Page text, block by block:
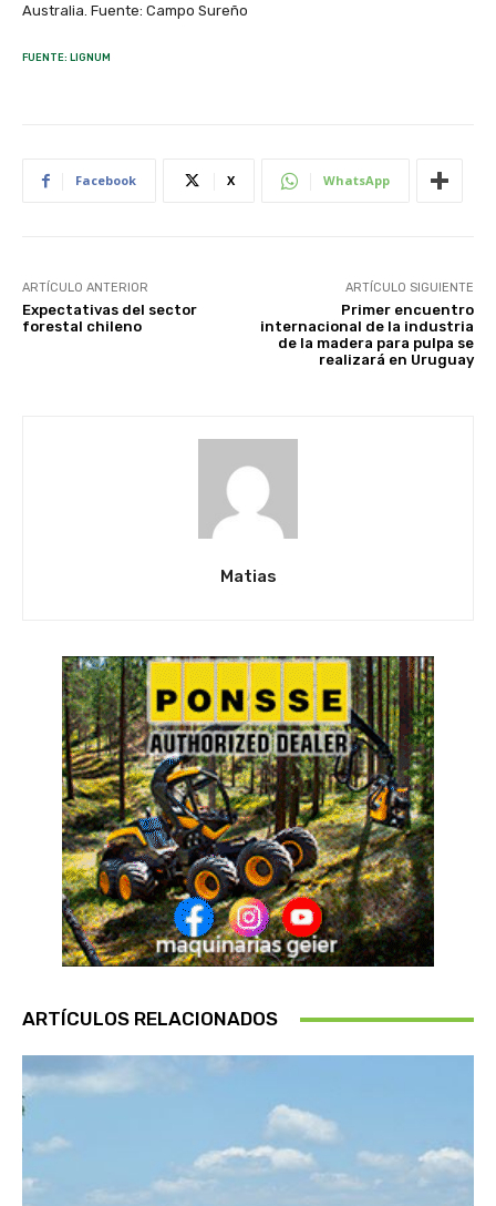
Australia. Fuente: Campo Sureño
FUENTE: LIGNUM
Facebook X WhatsApp
ARTÍCULO ANTERIOR
Expectativas del sector
forestal chileno
ARTÍCULO SIGUIENTE
Primer encuentro
internacional de la industria
de la madera para pulpa se
realizará en Uruguay
Matias
ARTÍCULOS RELACIONADOS